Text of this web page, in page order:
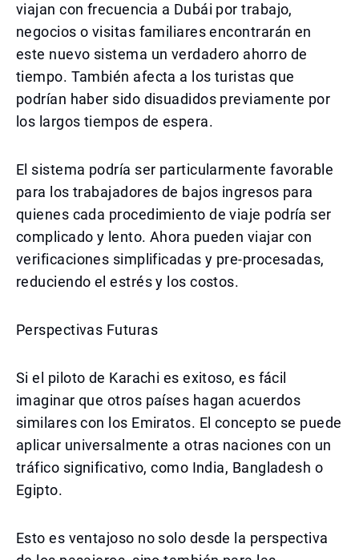
viajan con frecuencia a Dubái por trabajo,
negocios o visitas familiares encontrarán en
este nuevo sistema un verdadero ahorro de
tiempo. También afecta a los turistas que
podrían haber sido disuadidos previamente por
los largos tiempos de espera.
El sistema podría ser particularmente favorable
para los trabajadores de bajos ingresos para
quienes cada procedimiento de viaje podría ser
complicado y lento. Ahora pueden viajar con
verificaciones simplificadas y pre-procesadas,
reduciendo el estrés y los costos.
Perspectivas Futuras
Si el piloto de Karachi es exitoso, es fácil
imaginar que otros países hagan acuerdos
similares con los Emiratos. El concepto se puede
aplicar universalmente a otras naciones con un
tráfico significativo, como India, Bangladesh o
Egipto.
Esto es ventajoso no solo desde la perspectiva